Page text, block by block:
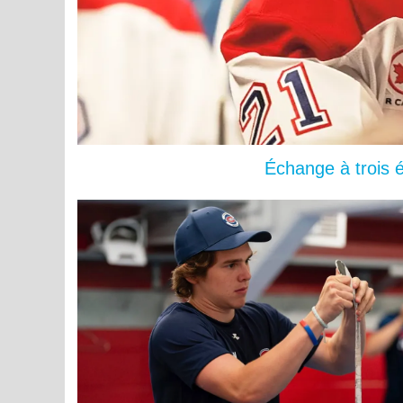
Échange à trois